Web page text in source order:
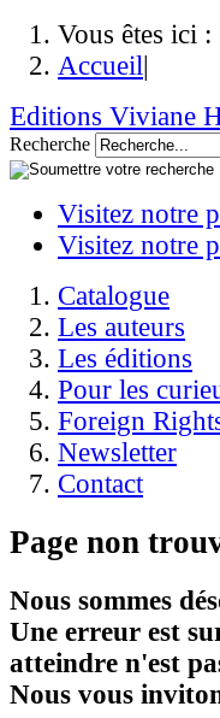
Vous êtes ici :
Accueil|
Editions Viviane
Recherche
Visitez notre
Visitez notre
Catalogue
Les auteurs
Les éditions
Pour les
Foreign
Newsletter
Contact
Page non
Nous sommes
Une erreur est
atteindre n'est
Nous vous